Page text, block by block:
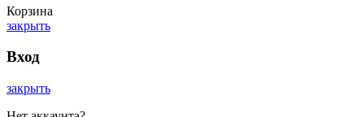
Корзина
закрыть
Вход
закрыть